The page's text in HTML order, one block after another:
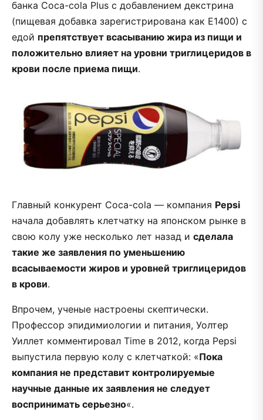
банка Coca-cola Plus с добавлением декстрина
(пищевая добавка зарегистрирована как Е1400) с
едой препятствует всасыванию жира из пищи и
положительно влияет на уровни триглицеридов в
крови после приема пищи.
Главный конкурент Coca-cola — компания Pepsi
начала добавлять клетчатку на японском рынке в
свою колу уже несколько лет назад и сделала
такие же заявления по уменьшению
всасываемости жиров и уровней триглицеридов
в крови.
Впрочем, ученые настроены скептически.
Профессор эпидимиологии и питания, Уолтер
Уиллет комментировал Time в 2012, когда Pepsi
выпустила первую колу с клетчаткой: «Пока
компания не представит контролируемые
научные данные их заявления не следует
воспринимать серьезно«.